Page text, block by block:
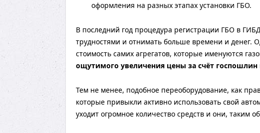
оформления на разных этапах установки ГБО.
В последний год процедура регистрации ГБО в
трудностями и отнимать больше времени и денег.
стоимость самих агрегатов, которые именуются
ощутимого увеличения цены за счёт госпошлин
Тем не менее, подобное переоборудование, как
которые привыкли активно использовать свой
уходит огромное количество средств и они, таким